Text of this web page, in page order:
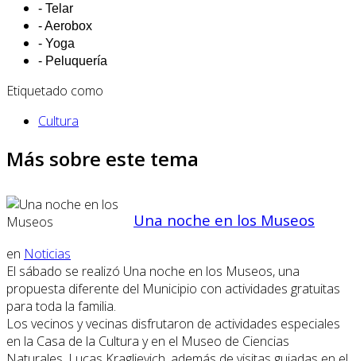
- Telar
- Aerobox
- Yoga
- Peluquería
Etiquetado como
Cultura
Más sobre este tema
Una noche en los Museos
en Noticias
El sábado se realizó Una noche en los Museos, una
propuesta diferente del Municipio con actividades gratuitas
para toda la familia.
Los vecinos y vecinas disfrutaron de actividades especiales
en la Casa de la Cultura y en el Museo de Ciencias